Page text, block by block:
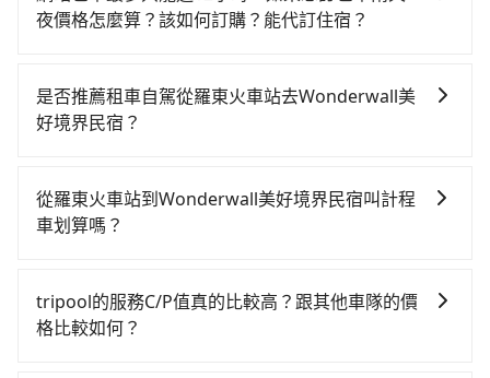
每個加點位置，前後額外里程數5公里內加收200元。雖
夜價格怎麼算？該如何訂購？能代訂住宿？
需要連續兩天的包車服務，可以在官網上分開預定兩天
的行程。另外，目前旅步只提供接送服務，暫不提供代
是否推薦租車自駕從羅東火車站去Wonderwall美
好境界民宿？
對的時間彈性，最重要的是你當天就要來回，那在宜蘭
路邊可隨租隨借的iRent應該是你最便宜選擇。註冊完
境界民宿的花費預估為$300~750（金額差異來自於平假
日、車款差異、抵達目的地後多久原路返回），雖已將
從羅東火車站到Wonderwall美好境界民宿叫計程
車划算嗎？
灣大車隊、Uber、Line Taxi、Yoxi等，如果在路邊攔不
到車，也可考慮打電話至羅東火車站附近的計程車隊，
tripool的服務C/P值真的比較高？跟其他車隊的價
格比較如何？